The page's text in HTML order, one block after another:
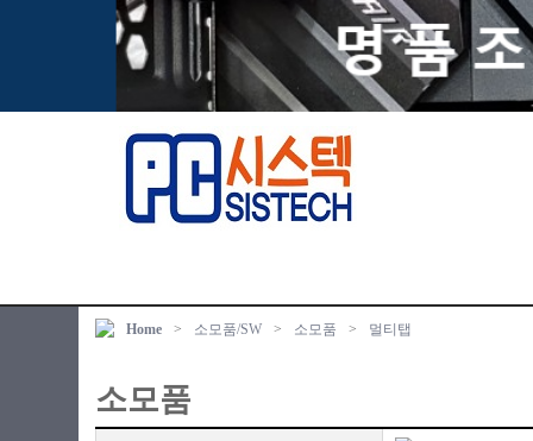
Home > 소모품/SW > 소모품 > 멀티탭
소모품